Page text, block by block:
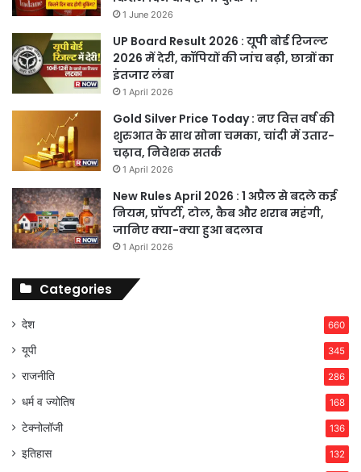
1 June 2026
UP Board Result 2026 : यूपी बोर्ड रिजल्ट
2026 में देरी, कॉपियों की जांच बढ़ी, छात्रों का
इंतजार लंबा
1 April 2026
Gold Silver Price Today : नए वित्त वर्ष की
शुरुआत के साथ सोना चमका, चांदी में उतार-
चढ़ाव, निवेशक सतर्क
1 April 2026
New Rules April 2026 : 1 अप्रैल से बदले कई
नियम, प्रॉपर्टी, टोल, कैब और शराब महंगी,
जानिए क्या-क्या हुआ बदलाव
1 April 2026
Categories
देश 660
यूपी 345
राजनीति 286
धर्म व ज्योतिष 168
टेक्नोलॉजी 136
इतिहास 132